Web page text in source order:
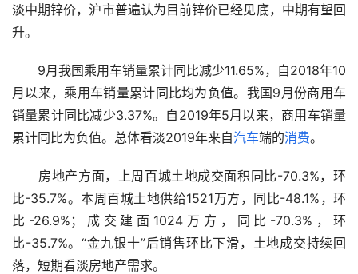
淡中期锌价，沪市普遍认为目前锌价已经见底，中期有望回
升。
9月我国乘用车销量累计同比减少11.65%，自2018年10
月以来，乘用车销量累计同比均为负值。我国9月份商用车
销量累计同比减少3.37%。自2019年5月以来，商用车销量
累计同比为负值。总体看淡2019年来自汽车端的消费。
房地产方面，上周百城土地成交面积同比-70.3%，环
比-35.7%。本周百城土地供给1521万方，同比-48.1%，环
比-26.9%；成交建面1024万方，同比-70.3%，环
比-35.7%。“金九银十”后销售环比下滑，土地成交持续回
落，短期看淡房地产需求。